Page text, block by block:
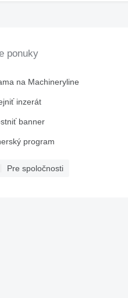
ponuky
na Machineryline
inzerát
banner
program
Pre spoločnosti